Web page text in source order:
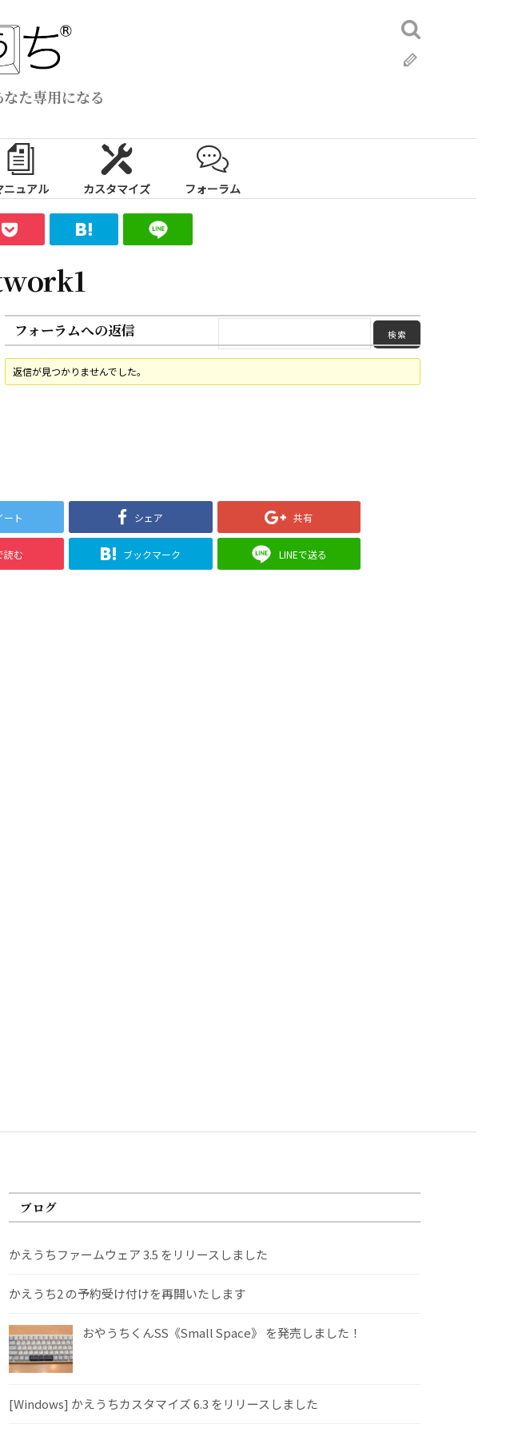
た専用になる
検
索:
ニュアル カスタマイズ フォーラム
フォーラムへの返信
返信が見つかりませんでした。
ート シェア 共有
読む ブックマーク LINEで送る
ブログ
かえうちファームウェア 3.5 をリリースしました
かえうち2 の予約受け付けを再開いたします
おやうちくんSS《Small Space》 を発売しました！
[Windows] かえうちカスタマイズ 6.3 をリリースしました